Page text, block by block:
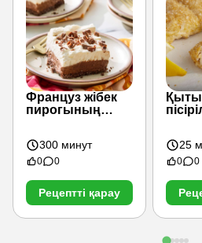
Француз жібек
пирогының
300 минут
0 0
Рецептті қарау
25
0 0